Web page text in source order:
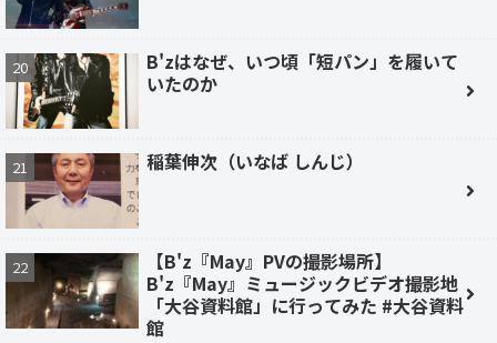
B'zはなぜ、いつ頃「短パン」を履いて
いたのか
稲葉伸次（いなば しんじ）
【B'z『May』PVの撮影場所】
B'z『May』ミュージックビデオ撮影地
「大谷資料館」に行ってみた #大谷資料
館